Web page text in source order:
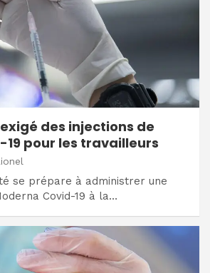
des injections de
pour les travailleurs
se prépare à administrer une
Covid-19 à la…